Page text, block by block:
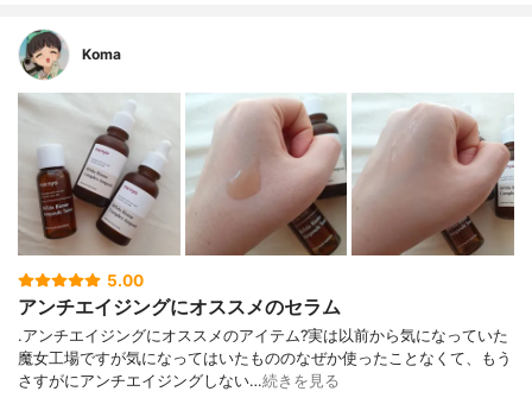
Koma
5.00
アンチエイジングにオススメのセラム
.アンチエイジングにオススメのアイテム?実は以前から気になっていた
魔女工場ですが気になってはいたもののなぜか使ったことなくて、もう
さすがにアンチエイジングしない…続きを見る